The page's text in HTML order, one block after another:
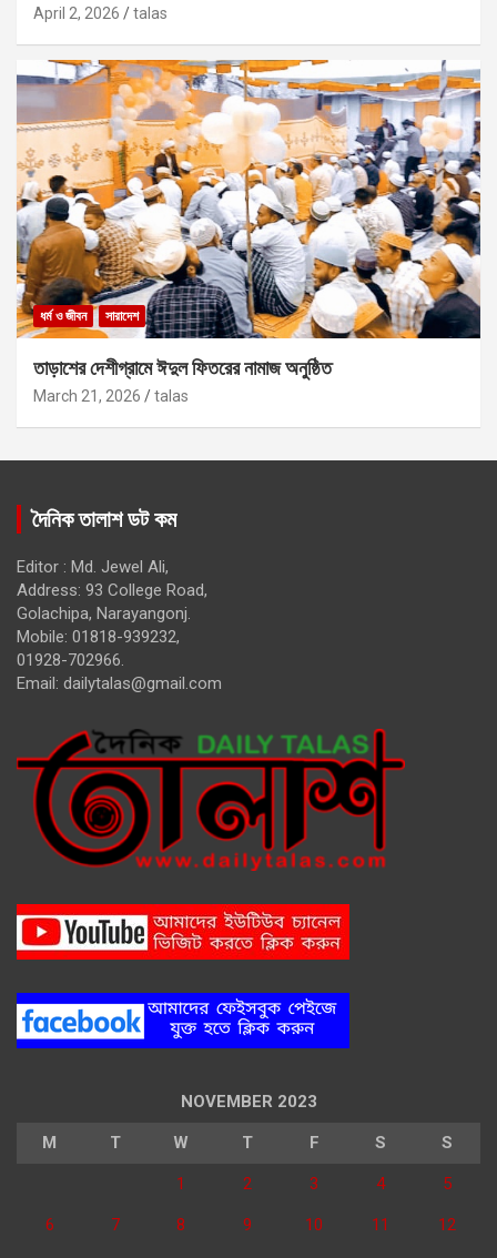
April 2, 2026 talas
ধর্ম ও জীবন সারাদেশ
তাড়াশের দেশীগ্রামে ঈদুল ফিতরের নামাজ অনুষ্ঠিত
March 21, 2026 talas
দৈনিক তালাশ ডট কম
Editor : Md. Jewel Ali,
Address: 93 College Road,
Golachipa, Narayangonj.
Mobile: 01818-939232,
01928-702966.
Email: dailytalas@gmail.com
NOVEMBER 2023
M T W T F S S
1 2 3 4 5
6 7 8 9 10 11 12